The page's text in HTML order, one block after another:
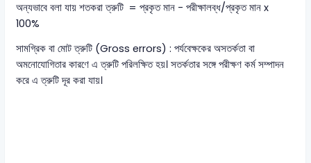
অন্যভাবে বলা যায় শতকরা ত্রুটি = প্রকৃত মান - পরীক্ষালব্ধ/প্রকৃত মান x
100%
সামগ্রিক বা মোট ত্রুটি (Gross errors) : পর্যবেক্ষকের অসতর্কতা বা
অমনোযোগিতার কারণে এ ত্রুটি পরিলক্ষিত হয়। সতর্কতার সঙ্গে পরীক্ষণ কর্ম সম্পাদন
করে এ ত্রুটি দূর করা যায়।